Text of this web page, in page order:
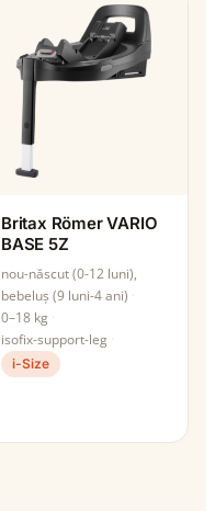
Britax Römer VARIO
BASE 5Z
nou-născut (0-12 luni),
bebeluș (9 luni-4 ani)
0–18 kg
isofix-support-leg
i-Size